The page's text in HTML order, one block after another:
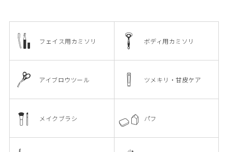
フェイス用カミソリ ボディ用カミソリ
アイブロウツール ツメキリ・甘皮ケア
メイクブラシ パフ